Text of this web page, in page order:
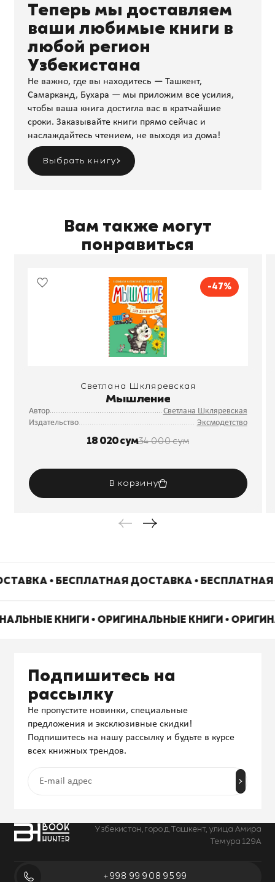
Теперь мы доставляем
ваши любимые книги в
любой регион
Узбекистана
Не важно, где вы находитесь — Ташкент,
Самарканд, Бухара — мы приложим все усилия,
чтобы ваша книга достигла вас в кратчайшие
сроки. Заказывайте книги прямо сейчас и
наслаждайтесь чтением, не выходя из дома!
Выбрать книгу
Вам также могут
понравиться
-47%
Светлана Шкляревская
Мышление
Автор
Светлана Шкляревская
Издательство
Эксмодетство
18 020 сум34 000 сум
В корзину
• БЕСПЛАТНАЯ ДОСТАВКА •
КНИГИ • ОРИГИНАЛЬНЫЕ КНИГИ •
Узбекистан, город Ташкент, улица Амира
Темура 129А
+998 99 908 95 99
Подпишитесь на
рассылку
Не пропустите новинки, специальные
предложения и эксклюзивные скидки!
Подпишитесь на нашу рассылку и будьте в курсе
всех книжных трендов.